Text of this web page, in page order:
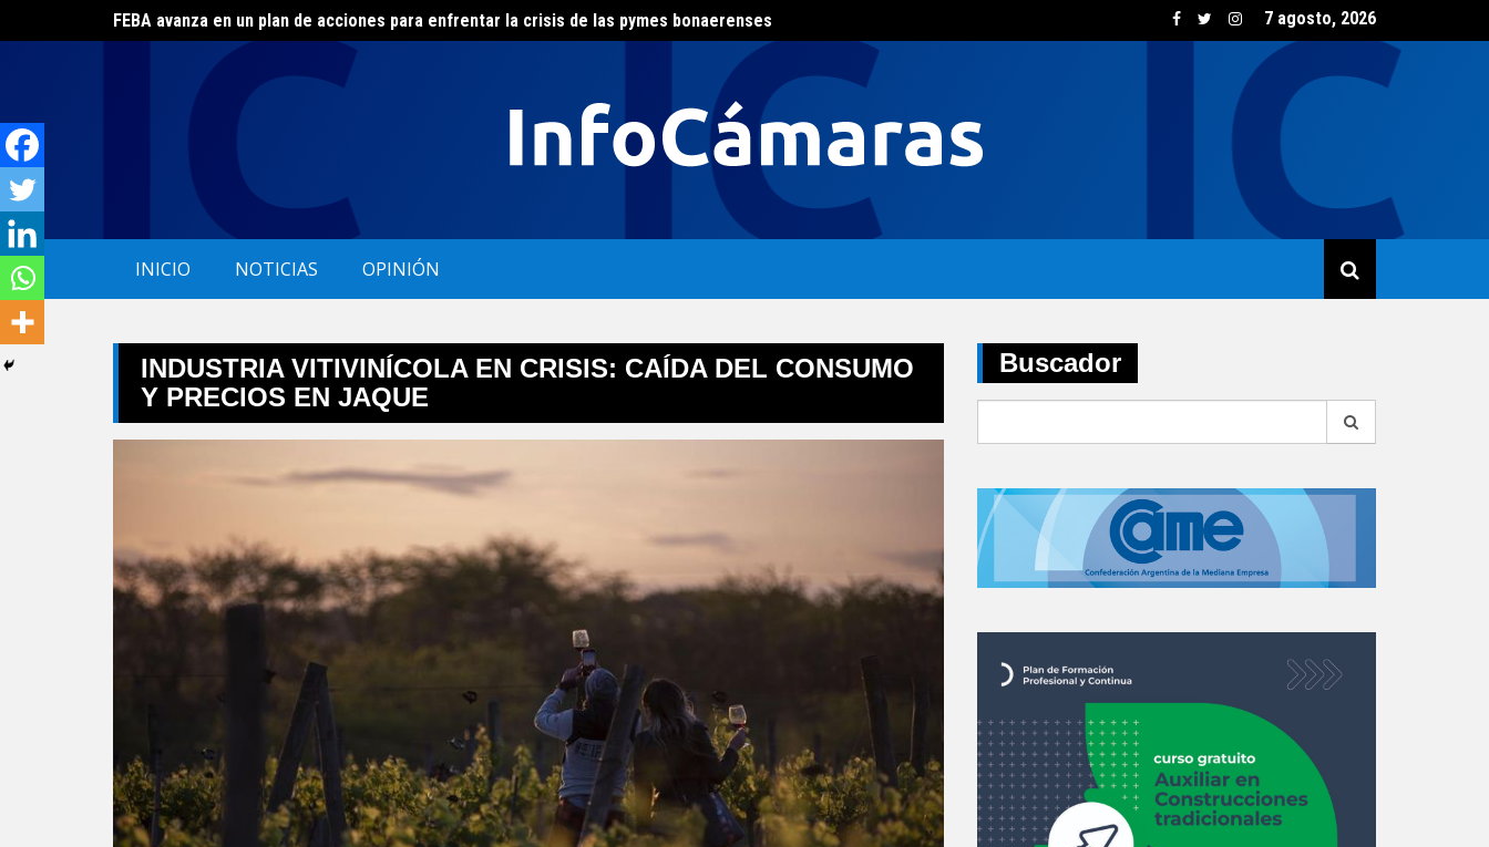
to
El ERAS continúa con el beneficio de la tarifa social del agua
El consumo de vino creció un 5,8% en junio impulsado por las opciones
7 agosto, 2026
INICIO NOTICIAS OPINIÓN
INDUSTRIA VITIVINÍCOLA EN CRISIS: CAÍDA DEL CONSUMO
Y PRECIOS EN JAQUE
Buscador